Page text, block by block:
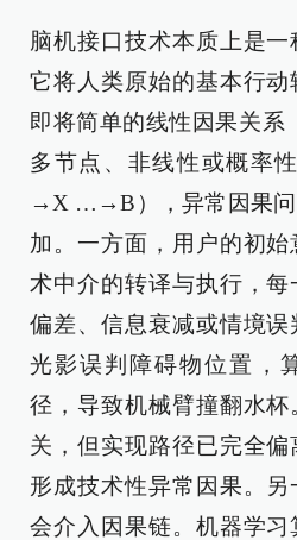
脑机接口技术本质上是一
它将人类原始的基本行动
即将简单的线性因果关
多节点、非线性或概率
→X …→B），异常因果问
加。一方面，用户的初
术中介的转译与执行，
偏差、信息衰减或情境误
光影误判障碍物位置，
径，导致机械臂撞翻水
关，但实现路径已完全偏
形成技术性异常因果。
会介入因果链。机器学